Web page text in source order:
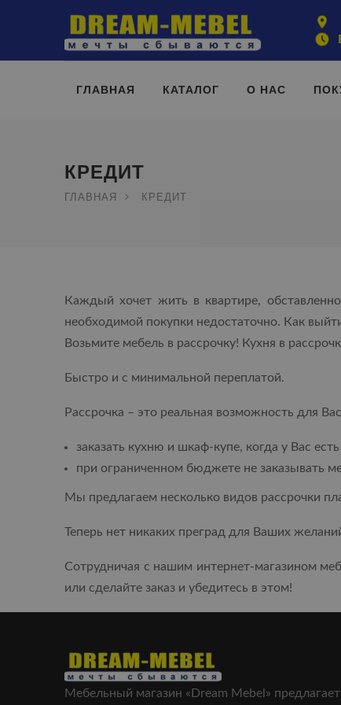
ГЛАВНАЯ КАТАЛОГ О НАС
КРЕДИТ
ГЛАВНАЯ КРЕДИТ
Каждый хочет жить в квартире,
необходимой покупки недостаточно. Как
Возьмите мебель в рассрочку! Кухня в
Быстро и с минимальной переплатой.
Рассрочка – это реальная возможность для
заказать кухню и шкаф-купе, когда у Вас
при ограниченном бюджете не заказывать
Мы предлагаем несколько видов рассрочки
Теперь нет никаких преград для Ваших
Сотрудничая с нашим интернет-магазином
или сделайте заказ и убедитесь в этом!
Мебельный магазин «Dream Mebel» предлагает